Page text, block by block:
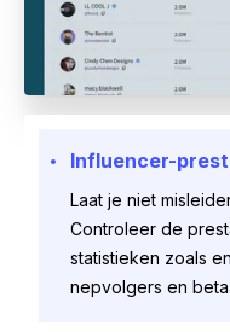
Influencer-
Laat je niet
Controleer de
statistieken zoals
nepvolgers en